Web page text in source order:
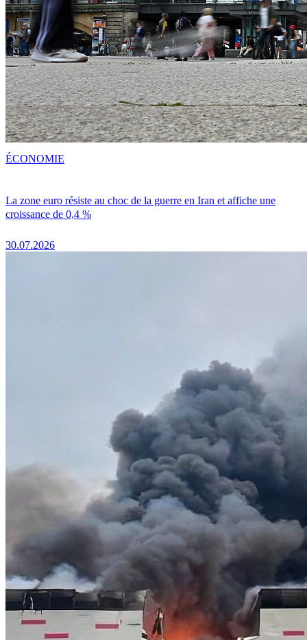
La zone euro résiste au choc de la guerre en Iran et affiche une
croissance de 0,4 %
30.07.2026
ÉCONOMIE